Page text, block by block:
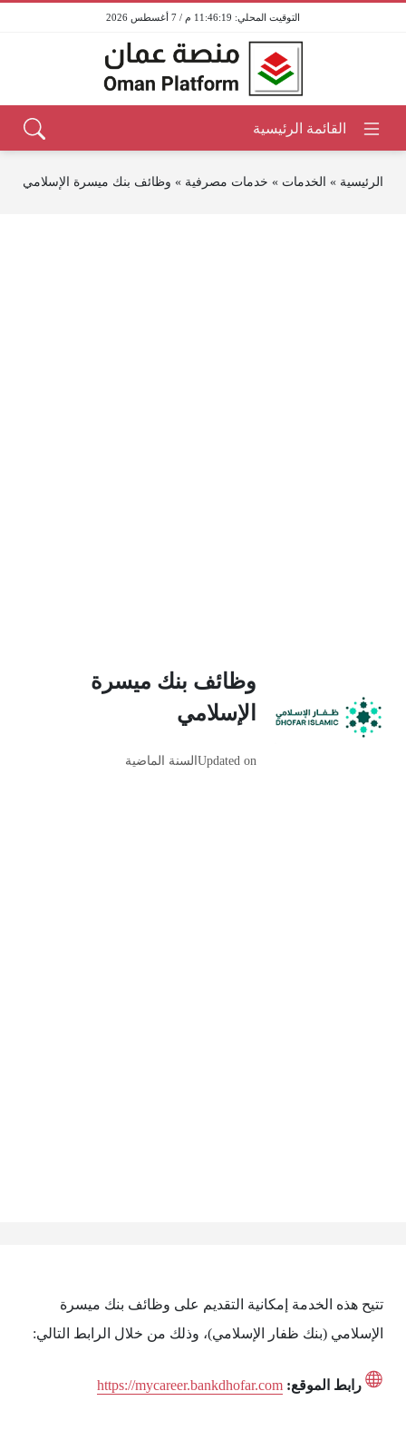
11:46:19 م / 7 أغسطس 2026
الرئيسية » الخدمات » خدمات مصرفية » وظائف بنك ميسرة الإسلامي
وظائف بنك ميسرة
الإسلامي
Updated on السنة الماضية
تتيح هذه الخدمة إمكانية التقديم على وظائف بنك ميسرة
الإسلامي (بنك ظفار الإسلامي)، وذلك من خلال الرابط التالي:
رابط الموقع: https://mycareer.bankdhofar.com